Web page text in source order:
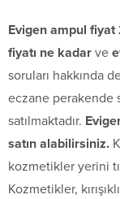
Evigen ampul
fiyatı ne kadar ve
soruları hakkında
eczane perakende
satılmaktadır.
satın alabilirsiniz.
kozmetikler yerini
Kozmetikler,